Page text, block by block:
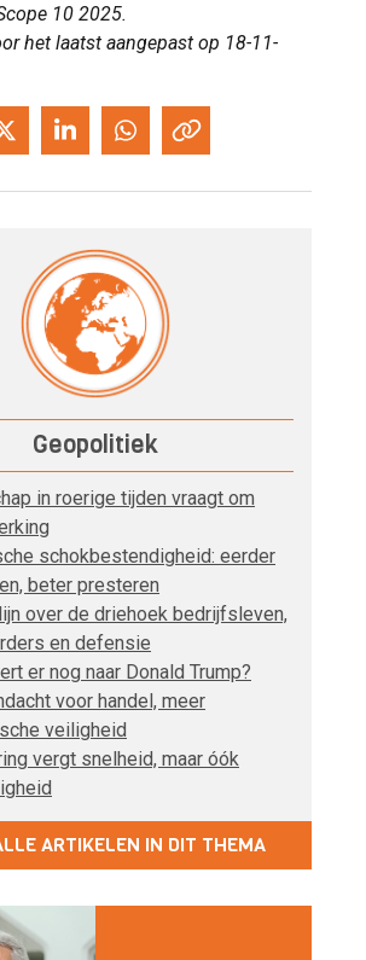
10 2025.
het laatst aangepast op 18-11-
Geopolitiek
in roerige tijden vraagt om
schokbestendigheid: eerder
beter presteren
over de driehoek bedrijfsleven,
en defensie
er nog naar Donald Trump?
voor handel, meer
veiligheid
vergt snelheid, maar óók
ARTIKELEN IN DIT THEMA